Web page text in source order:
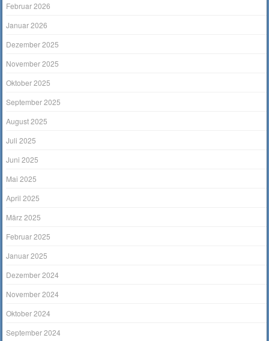
Februar 2026
Januar 2026
Dezember 2025
November 2025
Oktober 2025
September 2025
August 2025
Juli 2025
Juni 2025
Mai 2025
April 2025
März 2025
Februar 2025
Januar 2025
Dezember 2024
November 2024
Oktober 2024
September 2024